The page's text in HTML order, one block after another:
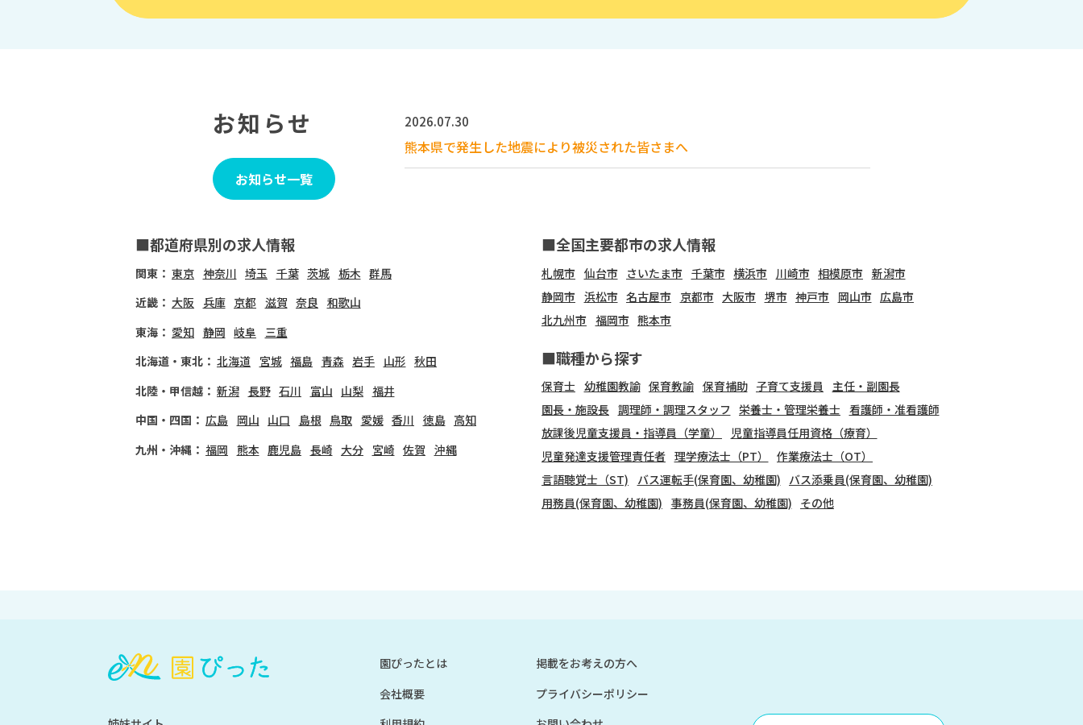
お知らせ
お知らせ一覧
2026.07.30
熊本県で発生した地震により被災された皆さまへ
■都道府県別の求人情報
関東： 東京 神奈川 埼玉 千葉 茨城 栃木 群馬
近畿： 大阪 兵庫 京都 滋賀 奈良 和歌山
東海： 愛知 静岡 岐阜
三重
北海道・東北： 北海道 宮城 福島 青森 岩手 山形 秋田
北陸・甲信越： 新潟 長野 石川 富山 山梨 福井
中国・四国： 広島 岡山 山口 島根 鳥取 愛媛 香川 徳島 高知
九州・沖縄： 福岡 熊本 鹿児島 長崎 大分 宮崎 佐賀 沖縄
■全国主要都市の求人情報
札幌市 仙台市 さいたま市 千葉市 横浜市 川崎市 相模原市 新潟市
静岡市 浜松市 名古屋市 京都市 大阪市 堺市 神戸市 岡山市 広島市
北九州市 福岡市 熊本市
■職種から探す
保育士 幼稚園教諭 保育教諭 保育補助 子育て支援員
主任・副園長
園長・施設長 調理師・調理スタッフ 栄養士・管理栄養士 看護師・准看護師
放課後児童支援員・指導員（学童）
児童指導員任用資格（療育）
児童発達支援管理責任者 理学療法士（PT）
作業療法士（OT）
言語聴覚士（ST)
バス運転手(保育園、幼稚園) バス添乗員(保育園、幼稚園)
用務員(保育園、幼稚園) 事務員(保育園、幼稚園) その他
園ぴったとは
掲載をお考えの方へ
会社概要
プライバシーポリシー